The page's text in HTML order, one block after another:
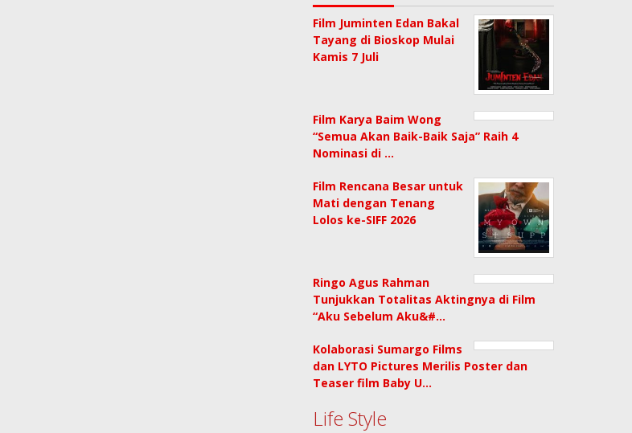
Film Juminten Edan Bakal
Tayang di Bioskop Mulai
Kamis 7 Juli
Film Karya Baim Wong
“Semua Akan Baik-Baik Saja” Raih 4
Nominasi di …
Film Rencana Besar untuk
Mati dengan Tenang
Lolos ke-SIFF 2026
Ringo Agus Rahman
Tunjukkan Totalitas Aktingnya di Film
“Aku Sebelum Aku&#…
Kolaborasi Sumargo Films
dan LYTO Pictures Merilis Poster dan
Teaser film Baby U…
Life Style